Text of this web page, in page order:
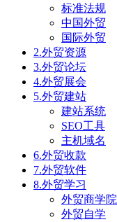
标准法规
中国外贸
国际外贸
2.外贸资源
3.外贸论坛
4.外贸展会
5.外贸建站
建站系统
SEO工具
主机域名
6.外贸收款
7.外贸软件
8.外贸学习
外贸商学院
外贸自学